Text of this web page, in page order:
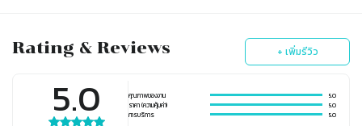
Rating & Reviews + เพิ่มรีวิว
5.0 คุณภาพของงาน
5.0
ราคา (ความคุ้มค่า)
5.0
การบริการ
5.0